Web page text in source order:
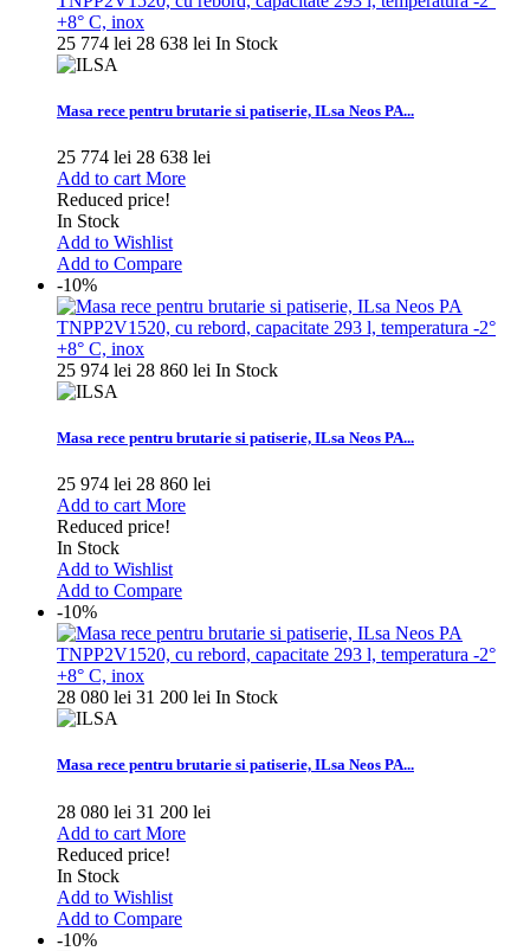
25 774 lei 28 638 lei In Stock
Masa rece pentru brutarie si patiserie, ILsa Neos PA...
25 774 lei 28 638 lei
Add to cart More
Reduced price!
In Stock
Add to Wishlist
Add to Compare
-10%
25 974 lei 28 860 lei In Stock
Masa rece pentru brutarie si patiserie, ILsa Neos PA...
25 974 lei 28 860 lei
Add to cart More
Reduced price!
In Stock
Add to Wishlist
Add to Compare
-10%
28 080 lei 31 200 lei In Stock
Masa rece pentru brutarie si patiserie, ILsa Neos PA...
28 080 lei 31 200 lei
Add to cart More
Reduced price!
In Stock
Add to Wishlist
Add to Compare
-10%